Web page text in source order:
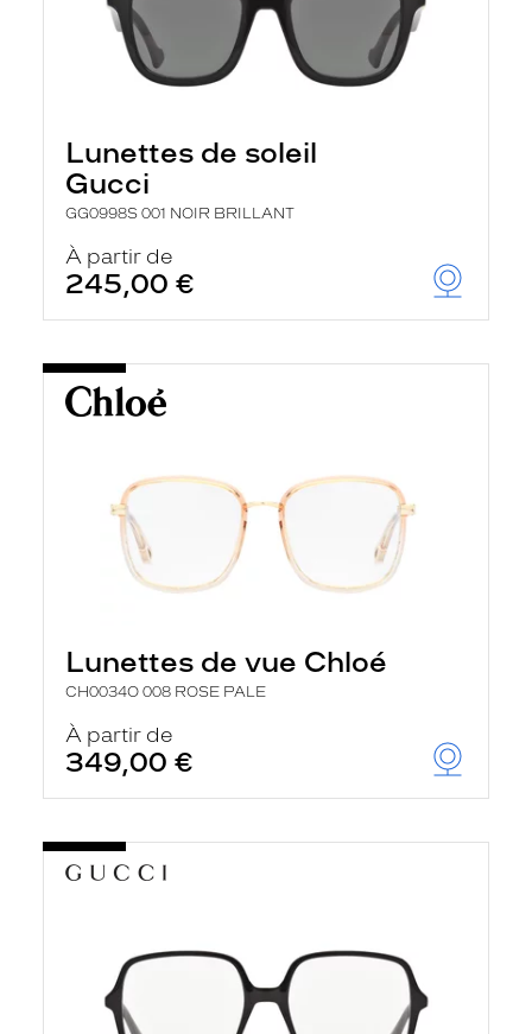
Lunettes de soleil
Gucci
GG0998S 001 NOIR BRILLANT
À partir de
245,00 €
Lunettes de vue Chloé
CH0034O 008 ROSE PALE
À partir de
349,00 €